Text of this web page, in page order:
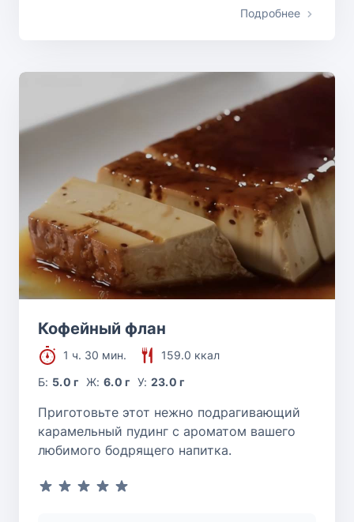
Подробнее
Кофейный флан
1 ч. 30 мин.
159.0 ккал
Б: 5.0 г Ж: 6.0 г У: 23.0 г
Приготовьте этот нежно подрагивающий
карамельный пудинг с ароматом вашего
любимого бодрящего напитка.